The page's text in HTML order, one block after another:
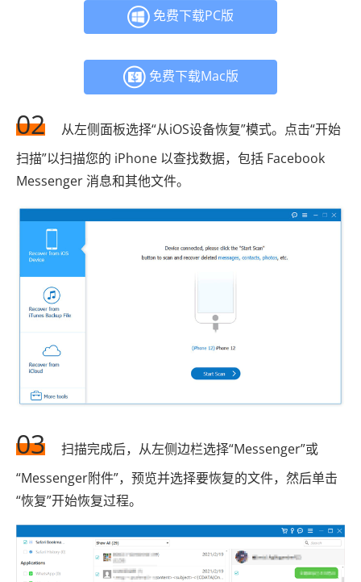
免费下载PC版
免费下载Mac版
02
从左侧面板选择“从iOS设备恢复”模式。点击“开始
扫描”以扫描您的 iPhone 以查找数据，包括 Facebook
Messenger 消息和其他文件。
03
扫描完成后，从左侧边栏选择“Messenger”或
“Messenger附件”，预览并选择要恢复的文件，然后单击
“恢复”开始恢复过程。